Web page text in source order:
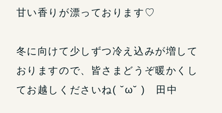
甘い香りが漂っております♡
冬に向けて少しずつ冷え込みが増して
おりますので、皆さまどうぞ暖かくし
てお越しくださいね( ˘ω˘ ) 田中